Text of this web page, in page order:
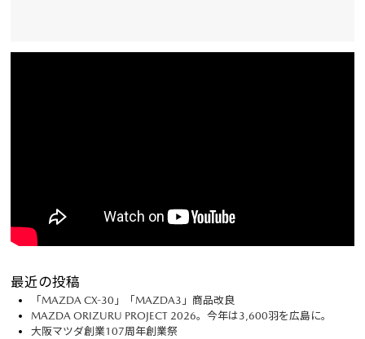
最近の投稿
「MAZDA CX-30」「MAZDA3」商品改良
MAZDA ORIZURU PROJECT 2026。今年は3,600羽を広島に。
大阪マツダ創業107周年創業祭